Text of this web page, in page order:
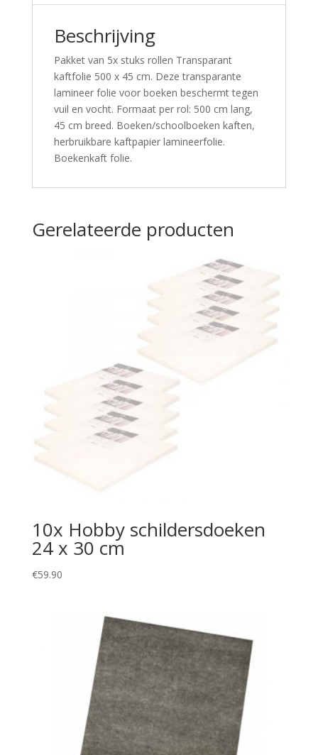
Beschrijving
Pakket van 5x stuks rollen Transparant
kaftfolie 500 x 45 cm. Deze transparante
lamineer folie voor boeken beschermt tegen
vuil en vocht. Formaat per rol: 500 cm lang,
45 cm breed. Boeken/schoolboeken kaften,
herbruikbare kaftpapier lamineerfolie.
Boekenkaft folie.
Gerelateerde producten
10x Hobby schildersdoeken
24 x 30 cm
€59.90